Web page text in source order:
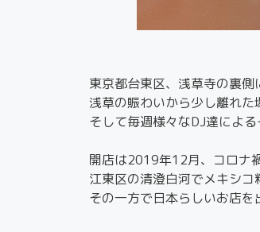
東京都台東区、浅草寺の裏側
浅草の賑わいから少し離れ
そして毎週様々なDJ達によ
開店は2019年12月、コロナ
江東区の清澄白河でメキシコ
その一方で日本らしいお店